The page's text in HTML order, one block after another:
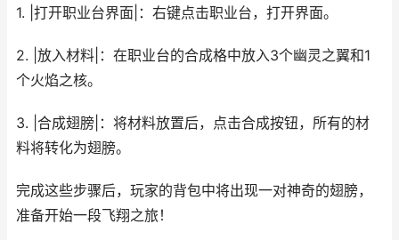
1. |打开职业台界面|：右键点击职业台，打开界面。
2. |放入材料|：在职业台的合成格中放入3个幽灵之翼和1
个火焰之核。
3. |合成翅膀|：将材料放置后，点击合成按钮，所有的材
料将转化为翅膀。
完成这些步骤后，玩家的背包中将出现一对神奇的翅膀，
准备开始一段飞翔之旅！